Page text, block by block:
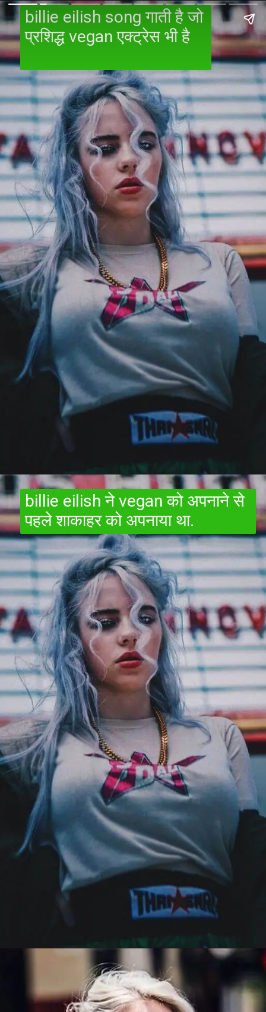
billie eilish song गाती है जो
प्रशिद्ध vegan एक्ट्रेस भी है
billie eilish ने vegan को अपनाने से
पहले शाकाहर को अपनाया था.